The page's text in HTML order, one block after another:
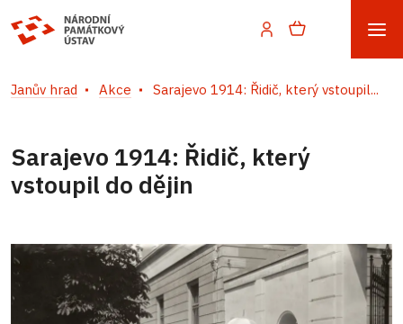
Janův hrad Akce Sarajevo 1914: Řidič, který vstoupil...
Sarajevo 1914: Řidič, který
vstoupil do dějin